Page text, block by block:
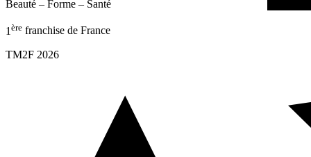
Beauté – Forme – Santé
1 ère franchise de France
TM2F 2026